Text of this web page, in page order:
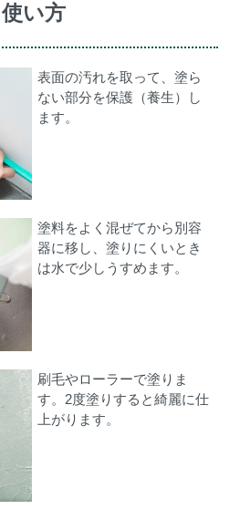
使い方
表面の汚れを取って、塗ら
ない部分を保護（養生）し
ます。
塗料をよく混ぜてから別容
器に移し、塗りにくいとき
は水で少しうすめます。
刷毛やローラーで塗りま
す。2度塗りすると綺麗に仕
上がります。